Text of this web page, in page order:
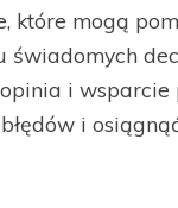
które mogą
świadomych
i wsparcie
i